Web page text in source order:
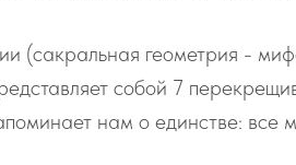
(сакральная геометрия -
собой 7
нам о единстве: все